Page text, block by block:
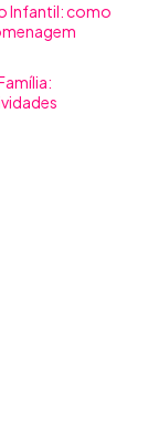
Infantil: como